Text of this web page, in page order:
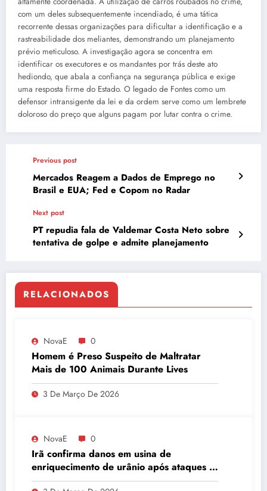
com um deles subsequentemente incendiado, é uma tática
recorrente dessas organizações para dificultar a identificação e a
rastreabilidade dos meliantes, demonstrando um planejamento
prévio meticuloso. A investigação agora se concentra em
identificar os executores e os mandantes por trás deste ato
hediondo, que abala a confiança na segurança pública e exige
uma resposta firme do Estado. O legado de Fontes como um
defensor intransigente da lei e da ordem serve como um lembrete
doloroso do preço que alguns pagam por lutar contra o crime.
Previous post
Mercados Reagem a Dados de Emprego no
Brasil e EUA; Fed e Copom no Radar
Next post
PT repudia fala de Valdemar Costa Neto sobre
tentativa de golpe e admite planejamento
RELACIONADOS
NovaE 0
Homem é Preso Suspeito de Maltratar
Mais de 100 Animais Durante Lives
3 De Março De 2026
NovaE 0
Irã confirma danos em usina de
enriquecimento de urânio após ataques e
embaixador evita detalhes sobre